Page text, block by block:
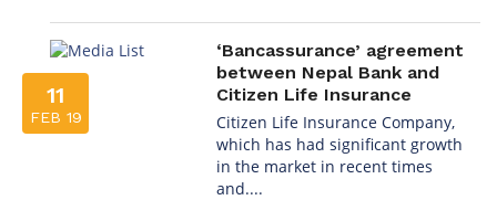
11
FEB 19
‘Bancassurance’ agreement
between Nepal Bank and
Citizen Life Insurance
Citizen Life Insurance Company,
which has had significant growth
in the market in recent times
and....